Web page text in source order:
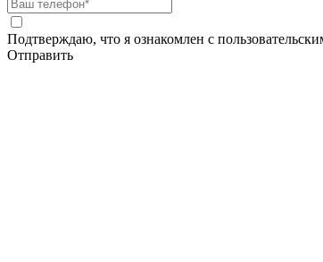
Подтверждаю, что я ознакомлен с
Отправить